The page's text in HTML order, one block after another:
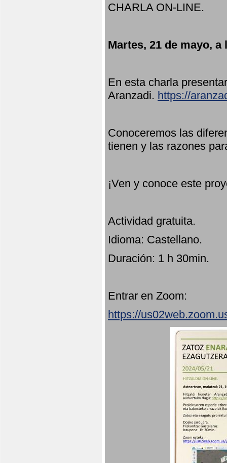
CHARLA ON-LINE.
Martes, 21 de mayo, a
En esta charla
Aranzadi. https://
Conoceremos las
tienen y las razones
¡Ven y conoce este
Actividad gratuita.
Idioma: Castellano.
Duración: 1 h 30min.
Entrar en Zoom:
https://